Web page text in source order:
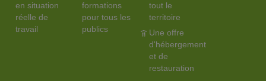
en situation
réelle de
travail
formations
pour tous les
publics
tout le
territoire
Une offre
d'hébergement
et de
restauration